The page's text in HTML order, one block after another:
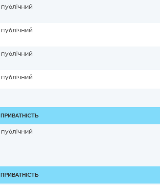
публічний
публічний
публічний
публічний
ПРИВАТНІСТЬ
публічний
ПРИВАТНІСТЬ